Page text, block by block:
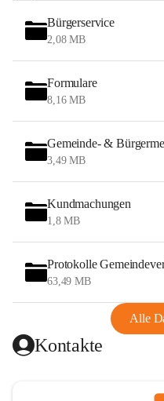
Bürgerservice
2,08 MB
Formulare
8,16 MB
Gemeinde- &
3,49 MB
Kundmachungen
1,8 MB
Protokolle
63,49 MB
Alle
Kontakte